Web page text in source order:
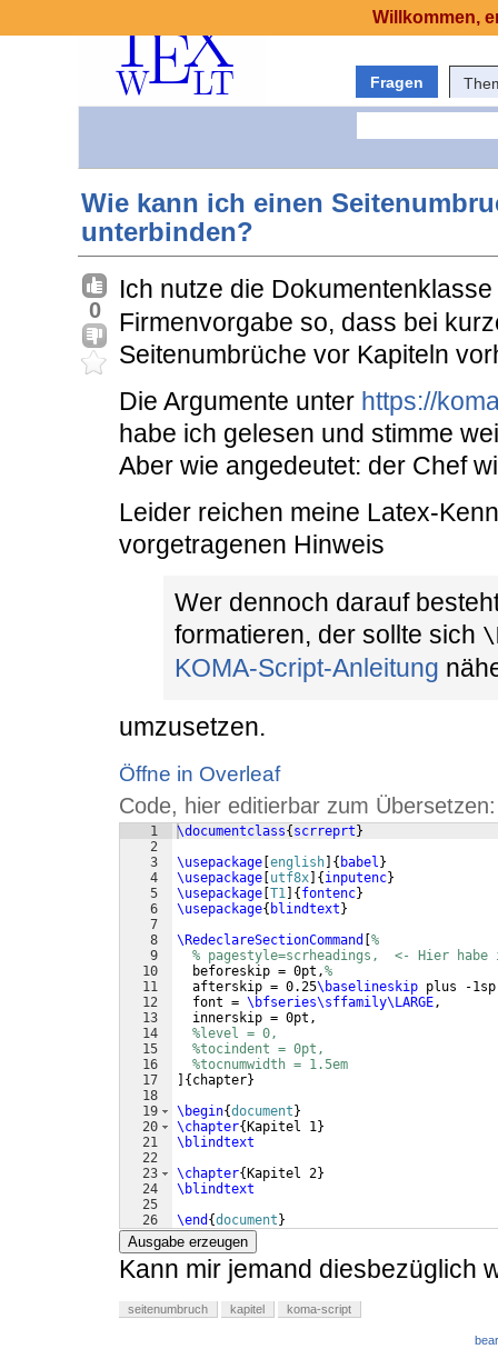
Fragen
Wie kann ich einen
unterbinden?
0
Ich nutze die Dokumentenklasse
Firmenvorgabe so, dass bei
Seitenumbrüche vor Kapiteln
Die Argumente unter https://
habe ich gelesen und stimme
Aber wie angedeutet: der Chef
Leider reichen meine Latex-
vorgetragenen Hinweis
Wer dennoch darauf
formatieren, der sollte sich
KOMA-Script-Anleitung
umzusetzen.
Öffne in Overleaf
Code, hier editierbar zum Übersetzen:
1
2
3
4
5
6
7
8
9
10
11
12
13
14
15
16
17
18
19
20
21
22
23
24
25
26
\documentclass{ scrreprt }
\usepackage english { babel }
\usepackage utf8x { inputenc}
\usepackage T1 { fontenc}
\usepackage{ blindtext }
\RedeclareSectionCommand
%
% pagestyle=scrheadings,  <- Hier
  beforeskip = 0pt,
%
  afterskip = 0.25
\baselineskip plus -
  font =
\bfseries\sffamily\LARGE,
  innerskip = 0pt,
%level = 0,
%tocindent = 0pt,
%tocnumwidth = 1.5em
{ chapter}
\begin{document }
\chapter{ Kapitel 1}
\blindtext
\chapter{ Kapitel 2}
\blindtext
\end {document }
Ausgabe erzeugen
Kann mir jemand diesbezüglich
seitenumbruch kapitel koma-script
Willkommen,